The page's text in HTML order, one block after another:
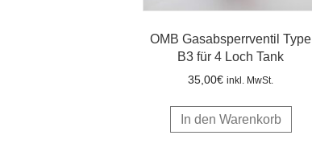
OMB Gasabsperrventil Type
B3 für 4 Loch Tank
35,00€ inkl. MwSt.
In den Warenkorb